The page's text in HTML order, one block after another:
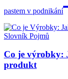
pastem v podnikání
Slovník Pojmů
Co je výrobky:
produkt